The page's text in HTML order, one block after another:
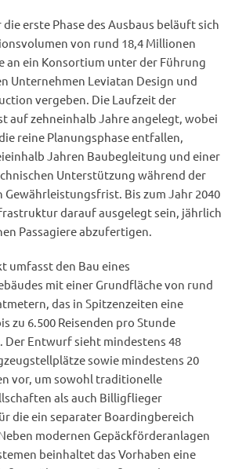
erste Phase des Ausbaus beläuft sich
von rund 18,4 Millionen
an ein Konsortium unter der Führung
Unternehmen Leviatan Design und
vergeben. Die Laufzeit der
auf zehneinhalb Jahre angelegt, wobei
reine Planungsphase entfallen,
Jahren Baubegleitung und einer
Unterstützung während der
Gewährleistungsfrist. Bis zum Jahr 2040
darauf ausgelegt sein, jährlich
Passagiere abzufertigen.
umfasst den Bau eines
mit einer Grundfläche von rund
das in Spitzenzeiten eine
zu 6.500 Reisenden pro Stunde
Der Entwurf sieht mindestens 48
sowie mindestens 20
vor, um sowohl traditionelle
als auch Billigflieger
die ein separater Boardingbereich
modernen Gepäckförderanlagen
beinhaltet das Vorhaben eine